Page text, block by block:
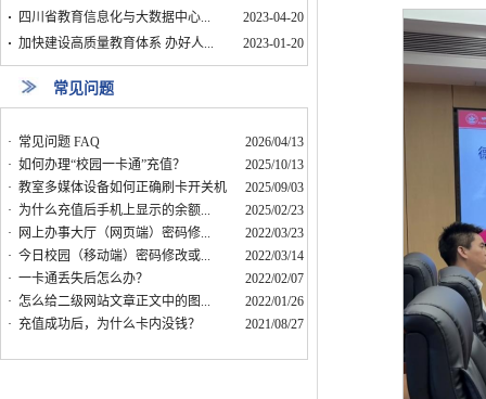
·
四川省教育信息化与大数据中心...
2023-04-20
· 加快建设高质量教育体系 办好人... 2023-01-20
常见问题
· 常见问题 FAQ
2026/04/13
· 如何办理“校园一卡通”充值？
2025/10/13
· 教室多媒体设备如何正确刷卡开关机
2025/09/03
· 为什么充值后手机上显示的余额...
2025/02/23
·
网上办事大厅（网页端）密码修...
2022/03/23
· 今日校园（移动端）密码修改或...
2022/03/14
· 一卡通丢失后怎么办？
2022/02/07
· 怎么给二级网站文章正文中的图...
2022/01/26
· 充值成功后，为什么卡内没钱？ 2021/08/27